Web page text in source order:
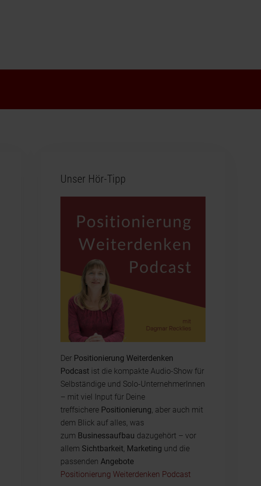
Unser Hör-Tipp
Der Positionierung Weiterdenken
Podcastist die kompakte Audio-Show für
Selbständige und Solo-UnternehmerInnen
– mit viel Input für Deine
treffsichere Positionierung, aber auch mit
dem Blick auf alles, was
zum Businessaufbau dazugehört – vor
allem Sichtbarkeit, Marketing und die
passenden Angebote
Positionierung Weiterdenken Podcast